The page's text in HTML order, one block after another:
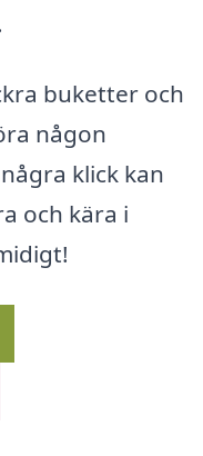
buketter och
någon
klick kan
och kära i